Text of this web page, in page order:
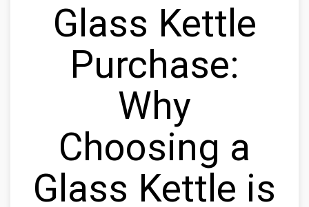
Glass Kettle
Purchase:
Why
Choosing a
Glass Kettle is